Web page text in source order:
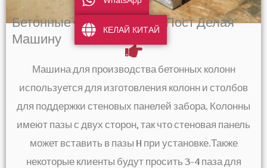
Бетонные Ограждения H I Пост Делая
Машину
Машина для производства бетонных колонн
используется для изготовления колонн и столбов
для поддержки стеновых панелей забора. Колонны
имеют пазы с двух сторон, так что стеновая панель
может вставить в пазы H при установке.Также
некоторые клиенты будут просить 3-4 паза для
КЕЛАЙ КИТАЙ